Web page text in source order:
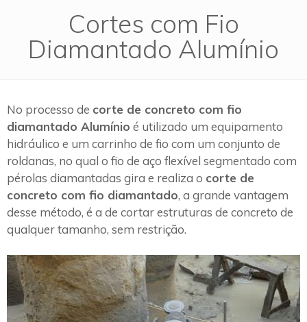
Cortes com Fio
Diamantado Alumínio
No processo de corte de concreto com fio
diamantado Alumínio é utilizado um equipamento
hidráulico e um carrinho de fio com um conjunto de
roldanas, no qual o fio de aço flexível segmentado com
pérolas diamantadas gira e realiza o corte de
concreto com fio diamantado, a grande vantagem
desse método, é a de cortar estruturas de concreto de
qualquer tamanho, sem restrição.